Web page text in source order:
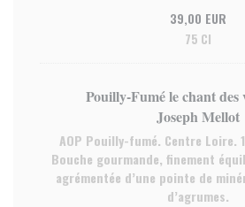
39,00 EUR
75 Cl
Pouilly-Fumé le chant des
Joseph Mellot
AOP Pouilly-fumé. Centre Loire.
Bouche gourmande, finement
agrémentée d’une pointe de
d’agrumes.